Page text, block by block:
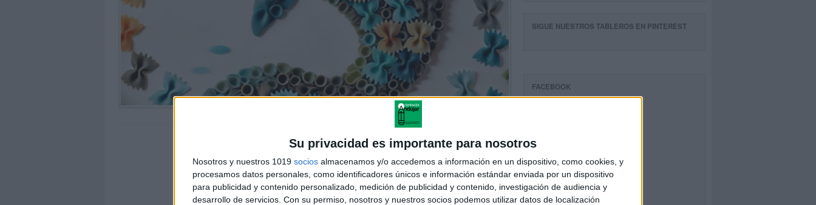
Su privacidad es importante para nosotros
Nosotros y nuestros 1019 socios almacenamos y/o accedemos a información en un dispositivo, como cookies, y
procesamos datos personales, como identificadores únicos e información estándar enviada por un dispositivo
para publicidad y contenido personalizado, medición de publicidad y contenido, investigación de audiencia y
desarrollo de servicios. Con su permiso, nosotros y nuestros socios podemos utilizar datos de localización
SIGUE NUESTROS TABLEROS EN PINTEREST
FACEBOOK